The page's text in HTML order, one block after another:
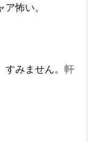
怖い。
みません。 軒